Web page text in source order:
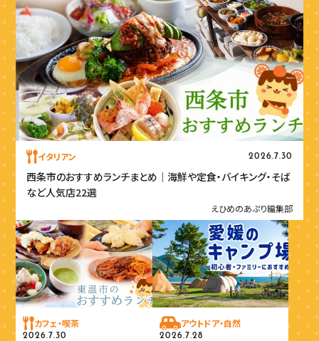
イタリアン 2026.7.30
西条市のおすすめランチまとめ｜海鮮や定食・バイキング・そば
など人気店22選
えひめのあぷり編集部
カフェ・喫茶
2026.7.30
アウトドア・自然
2026.7.28